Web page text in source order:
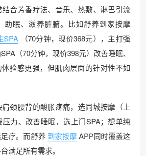
合芳香疗法、音乐、热敷、淋巴引流
助眠、滋养脏腑。比如舒养到家按摩
SPA
（70分钟，现价368元），主打强
（70分钟，现价398元）改善睡眠、
验感更强，但肌肉层面的针对性不如
颈腰背的酸胀疼痛，选同城按摩（上
力、改善睡眠，选上门SPA；想单纯
疗。而舒养 到家按摩 APP同时覆盖这
满足所有需求。